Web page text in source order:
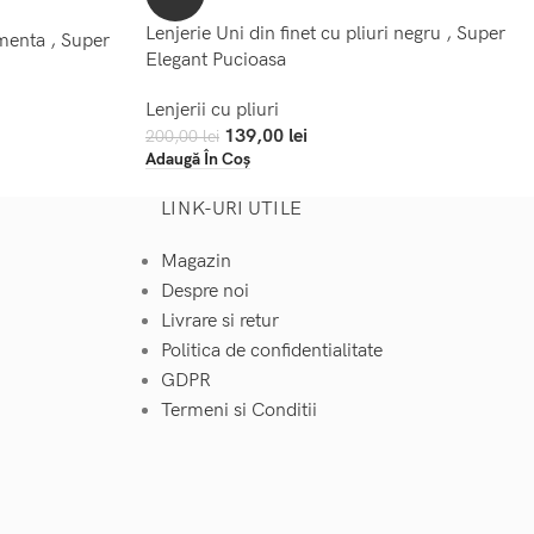
, Super
Lenjerie Uni din finet cu pliuri negru , Super
Elegant Pucioasa
Lenjerii cu pliuri
200,00lei 139,00 lei
Adaugă În Coș
LINK-URI UTILE
Magazin
Despre noi
Livrare si retur
Politica de confidentialitate
GDPR
Termeni si Conditii